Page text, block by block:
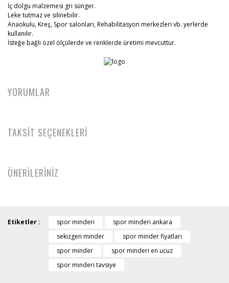
İç dolgu malzemesi gri sünger.
Leke tutmaz ve silinebilir.
Anaokulu, Kreş, Spor salonları, Rehabilitasyon merkezleri vb. yerlerde
kullanılır.
İsteğe bağlı özel ölçülerde ve renklerde üretimi mevcuttur.
YORUMLAR
TAKSİT SEÇENEKLERİ
ÖNERİLERİNİZ
Etiketler : spor minderi
spor minderi ankara
sekizgen minder
spor minder fiyatları
spor minder
spor minderi en ucuz
spor minderi tavsiye